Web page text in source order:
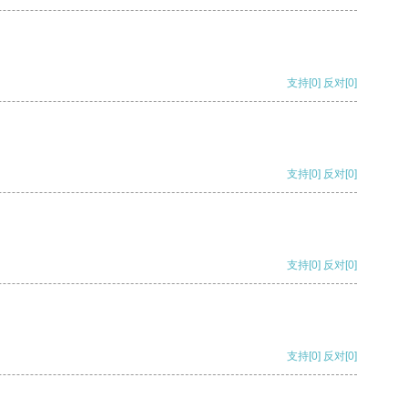
支持[0] 反对[0]
支持[0] 反对[0]
支持[0] 反对[0]
支持[0] 反对[0]